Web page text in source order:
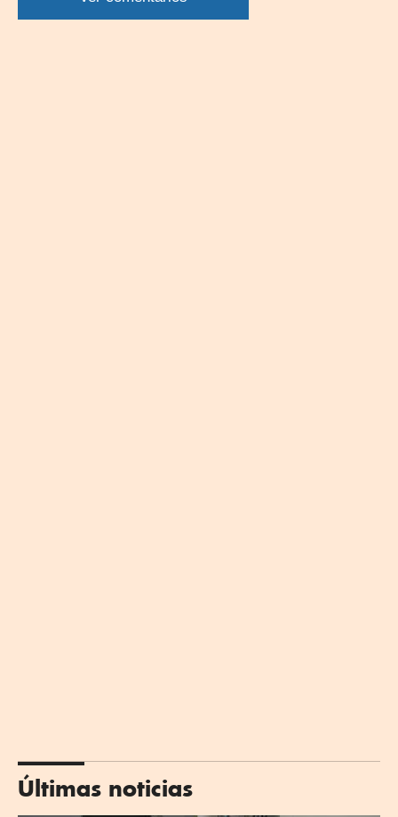
Últimas noticias